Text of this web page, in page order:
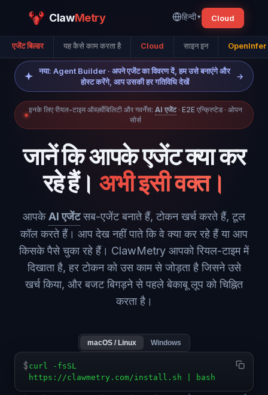
ClawMetry हिन्दी▾ Cloud
एजेंट बिल्डर यह कैसे काम करता है Cloud साइन इन OpenInfer
नया: Agent Builder · अपने एजेंट का विवरण दें, हम उसे बनाएंगे और
होस्ट करेंगे, आप उसकी हर गतिविधि देखें
→
इनके लिए रीयल-टाइम ऑब्ज़र्वेबिलिटी और गवर्नेंस: AI एजेंट · E2E एन्क्रिप्टेड · ओपन
सोर्स
जानें कि आपके एजेंट क्या कर
रहे हैं। अभी इसी वक्त।
आपके AI एजेंट सब-एजेंट बनाते हैं, टोकन खर्च करते हैं, टूल
कॉल करते हैं। आप देख नहीं पाते कि वे क्या कर रहे हैं या आप
किसके पैसे चुका रहे हैं। ClawMetry आपको रियल-टाइम में
दिखाता है, हर टोकन को उस काम से जोड़ता है जिसने उसे
खर्च किया, और बजट बिगड़ने से पहले बेकाबू लूप को चिह्नित
करता है।
macOS / Linux Windows
$ curl -fsSL
https://clawmetry.com/install.sh | bash